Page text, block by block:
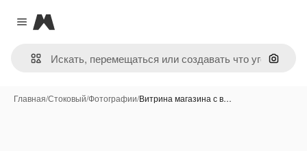
Close menu
Magnific
Поиск
Главная/Стоковый/Фотографии/Витрина магазина с в…